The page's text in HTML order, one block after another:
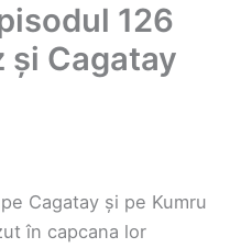
126
și Cagatay
Cagatay și pe Kumru
în capcana lor